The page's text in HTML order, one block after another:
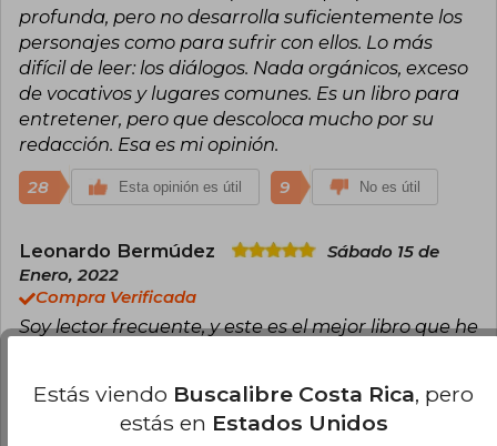
profunda, pero no desarrolla suficientemente los
personajes como para sufrir con ellos. Lo más
difícil de leer: los diálogos. Nada orgánicos, exceso
de vocativos y lugares comunes. Es un libro para
entretener, pero que descoloca mucho por su
redacción. Esa es mi opinión.
28 Esta opinión es útil 9 No es útil
Leonardo Bermúdez
Sábado 15 de
Enero, 2022
Compra Verificada
Soy lector frecuente, y este es el mejor libro que he
15 Esta opinión es útil 2 No es útil
Estás viendo Buscalibre Costa Rica, pero
estás en Estados Unidos